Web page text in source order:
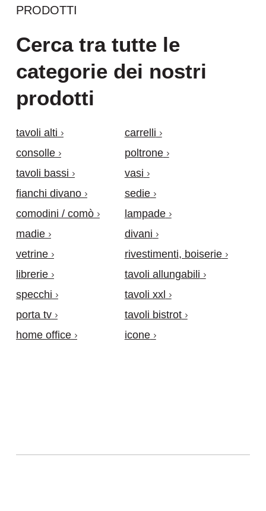
PRODOTTI
Cerca tra tutte le
categorie dei nostri
prodotti
tavoli alti
consolle
tavoli bassi
fianchi divano
comodini / comò
madie
vetrine
librerie
specchi
porta tv
home office
carrelli
poltrone
vasi
sedie
lampade
divani
rivestimenti, boiserie
tavoli allungabili
tavoli xxl
tavoli bistrot
icone